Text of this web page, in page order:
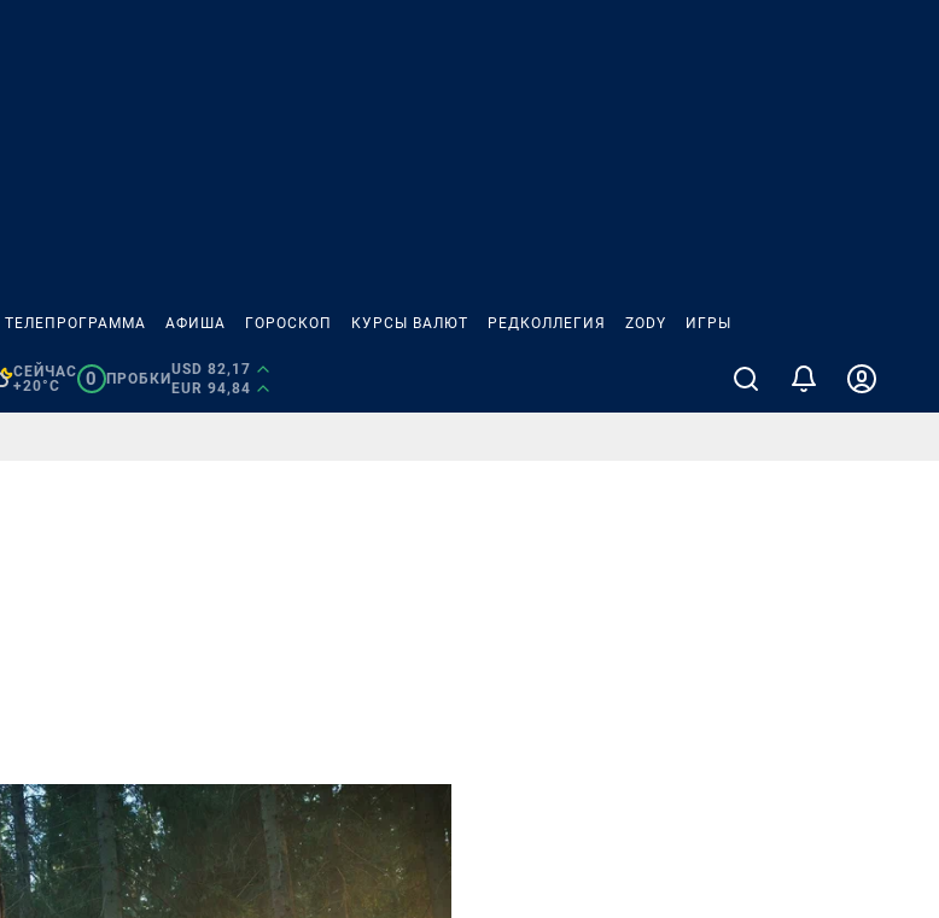
ТЕЛЕПРОГРАММА АФИША ГОРОСКОП КУРСЫ ВАЛЮТ РЕДКОЛЛЕГИЯ ZODY ИГРЫ
СЕЙЧАС
+20°C
0 ПРОБКИ
USD 82,17
EUR 94,84